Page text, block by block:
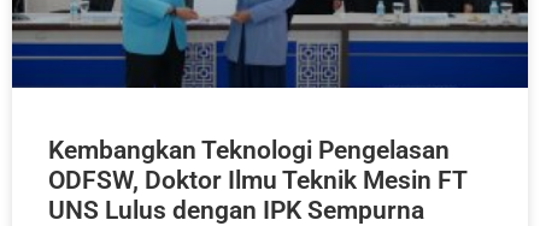
Kembangkan Teknologi Pengelasan
ODFSW, Doktor Ilmu Teknik Mesin FT
UNS Lulus dengan IPK Sempurna